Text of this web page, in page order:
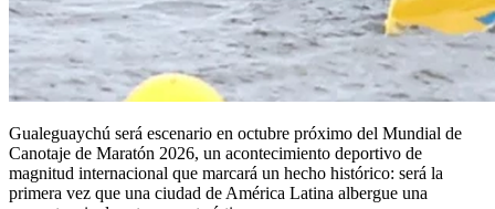
Gualeguaychú será escenario en octubre próximo del Mundial de
Canotaje de Maratón 2026, un acontecimiento deportivo de
magnitud internacional que marcará un hecho histórico: será la
primera vez que una ciudad de América Latina albergue una